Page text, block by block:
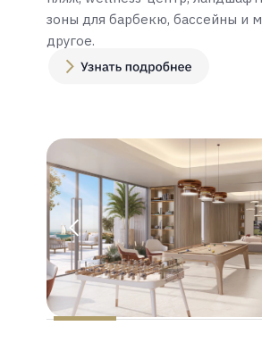
зоны для барбекю, бассейны и
другое.